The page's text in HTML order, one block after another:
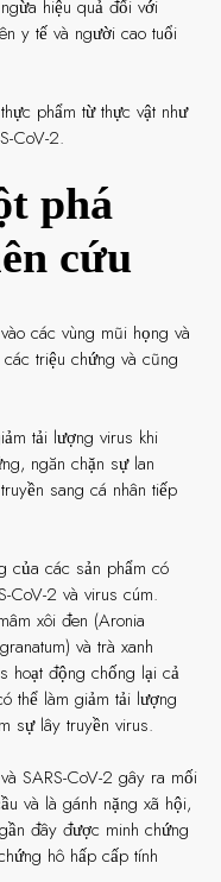
hiệu quả đối với
y tế và người cao tuổi
phẩm từ thực vật như
CoV-2.
phá
cứu
các vùng mũi họng và
triệu chứng và cũng
tải lượng virus khi
ngăn chặn sự lan
sang cá nhân tiếp
của các sản phẩm có
CoV-2 và virus cúm.
xôi đen (Aronia
và trà xanh
hoạt động chống lại cả
thể làm giảm tải lượng
sự lây truyền virus.
SARS-CoV-2 gây ra mối
và là gánh nặng xã hội,
đây được minh chứng
hô hấp cấp tính